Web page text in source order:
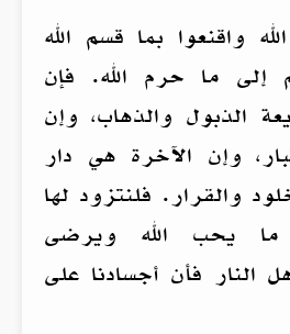
واقنعوا بما قسم الله
إلى ما حرم الله. فإن
الذبول والذهاب، وإن
وإن الآخرة هي دار
والقرار. فلنتزود لها
ما يحب الله ويرضى
النار فأن أجسادنا على